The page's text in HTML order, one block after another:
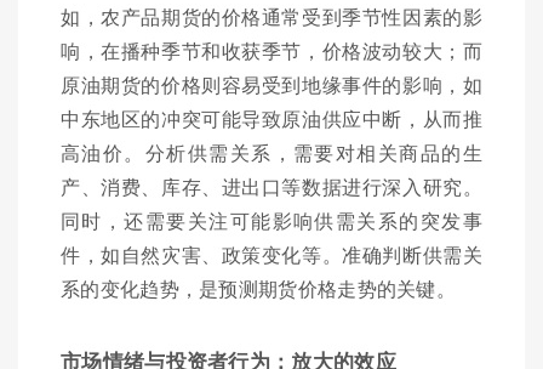
如，农产品期货的价格通常受到季节性因素的影
响，在播种季节和收获季节，价格波动较大；而
原油期货的价格则容易受到地缘事件的影响，如
中东地区的冲突可能导致原油供应中断，从而推
高油价。分析供需关系，需要对相关商品的生
产、消费、库存、进出口等数据进行深入研究。
同时，还需要关注可能影响供需关系的突发事
件，如自然灾害、政策变化等。准确判断供需关
系的变化趋势，是预测期货价格走势的关键。
市场情绪与投资者行为：放大的效应